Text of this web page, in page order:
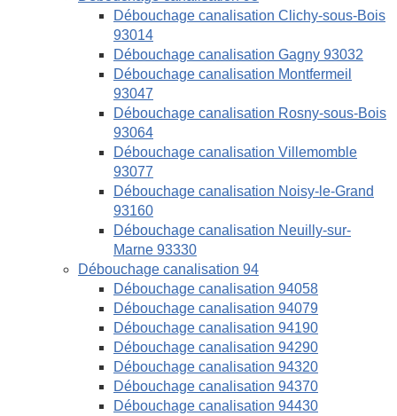
Débouchage canalisation Clichy-sous-Bois
93014
Débouchage canalisation Gagny 93032
Débouchage canalisation Montfermeil
93047
Débouchage canalisation Rosny-sous-Bois
93064
Débouchage canalisation Villemomble
93077
Débouchage canalisation Noisy-le-Grand
93160
Débouchage canalisation Neuilly-sur-
Marne 93330
Débouchage canalisation 94
Débouchage canalisation 94058
Débouchage canalisation 94079
Débouchage canalisation 94190
Débouchage canalisation 94290
Débouchage canalisation 94320
Débouchage canalisation 94370
Débouchage canalisation 94430